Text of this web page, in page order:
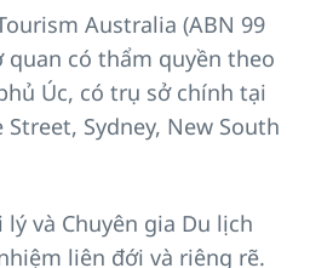
Australia (ABN 99
quan có thẩm quyền theo
Úc, có trụ sở chính tại
Street, Sydney, New South
lý và Chuyên gia Du lịch
liên đới và riêng rẽ.